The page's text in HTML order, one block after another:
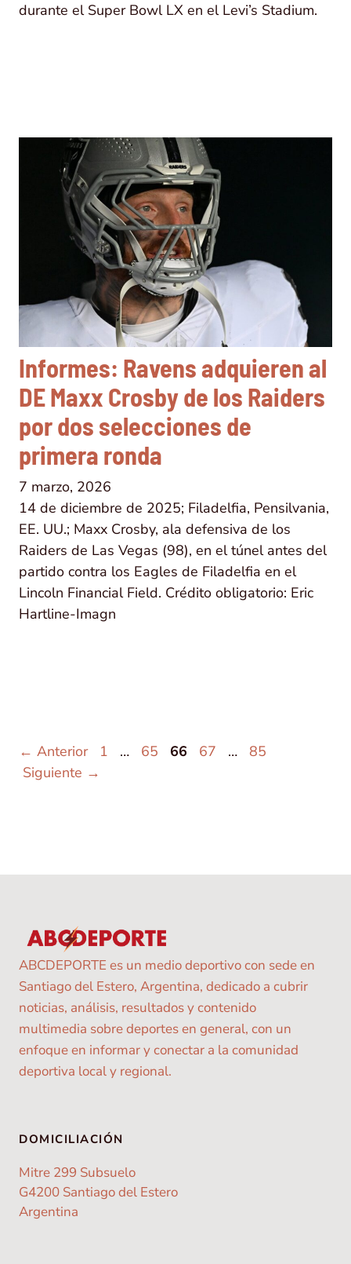
durante el Super Bowl LX en el Levi’s Stadium.
Informes: Ravens adquieren al
DE Maxx Crosby de los Raiders
por dos selecciones de
primera ronda
7 marzo, 2026
14 de diciembre de 2025; Filadelfia, Pensilvania,
EE. UU.; Maxx Crosby, ala defensiva de los
Raiders de Las Vegas (98), en el túnel antes del
partido contra los Eagles de Filadelfia en el
Lincoln Financial Field. Crédito obligatorio: Eric
Hartline-Imagn
← Anterior Página
1 … Página
65 Página
66 Página
67 … Página
85
Siguiente →
ABCDEPORTE es un medio deportivo con sede en
Santiago del Estero, Argentina, dedicado a cubrir
noticias, análisis, resultados y contenido
multimedia sobre deportes en general, con un
enfoque en informar y conectar a la comunidad
deportiva local y regional.
DOMICILIACIÓN
Mitre 299 Subsuelo
G4200 Santiago del Estero
Argentina